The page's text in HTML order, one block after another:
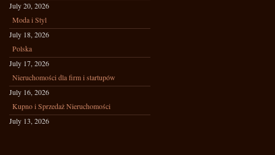
July 20, 2026
Moda i Styl
July 18, 2026
Polska
July 17, 2026
Nieruchomości dla firm i startupów
July 16, 2026
Kupno i Sprzedaż Nieruchomości
July 13, 2026